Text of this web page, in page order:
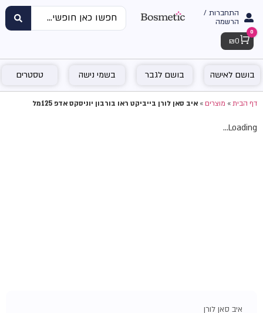
התחברות /
הרשמה
Cart
0
₪ 0
בושם לאישה בושם לגבר בשמי נישה טסטרים
דף הבית»מוצרים»איב סאן לורן בייביקט ראו בורבון יוניסקס אדפ 125מל
Loading...
איב סאן לורן